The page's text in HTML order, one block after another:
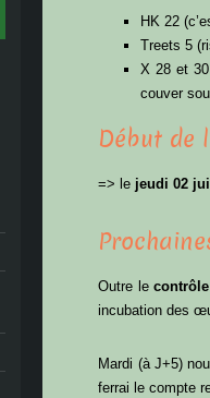
HK 22
Treets 5
X 28 et
couver
Début de
=> le jeudi 02
Outre le contrôle
incubation des
Mardi (à J+5)
ferrai le compte